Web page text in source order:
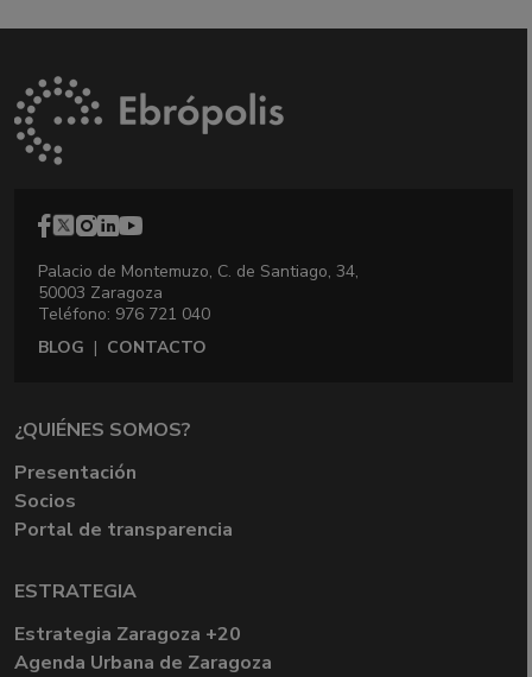
Palacio de Montemuzo, C. de Santiago, 34,
50003 Zaragoza
Teléfono: 976 721 040
BLOG | CONTACTO
¿QUIÉNES SOMOS?
Presentación
Socios
Portal de transparencia
ESTRATEGIA
Estrategia Zaragoza +20
Agenda Urbana de Zaragoza